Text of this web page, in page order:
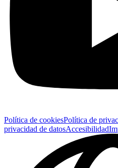
Política de cookiesPolítica de
privacidad de datosAccesibilidad